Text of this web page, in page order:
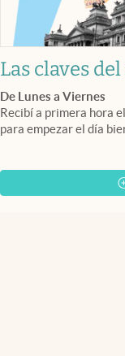
Las claves
De Lunes a Viernes
Recibí a primera hora
para empezar el día